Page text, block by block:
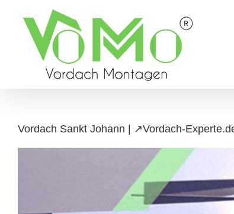
content
Vordach Sankt Johann | ↗️Vordach-